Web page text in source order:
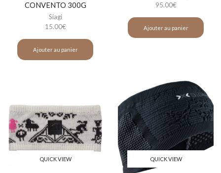
CONVENTO 300G
Siagi
15.00€
Ajouter au panier
95.00€
Ajouter au panier
QUICK VIEW QUICK VIEW